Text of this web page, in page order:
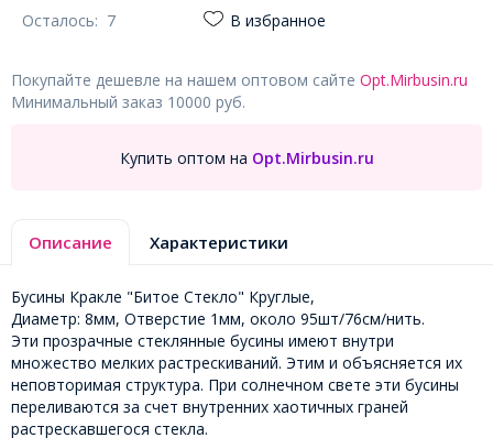
Осталось: 7 В избранное
Покупайте дешевле на нашем оптовом сайте Opt.Mirbusin.ru
Минимальный заказ 10000 руб.
Купить оптом на Opt.Mirbusin.ru
Описание Характеристики
Бусины Кракле "Битое Стекло" Круглые,
Диаметр: 8мм, Отверстие 1мм, около 95шт/76см/нить.
Эти прозрачные стеклянные бусины имеют внутри
множество мелких растрескиваний. Этим и объясняется их
неповторимая структура. При солнечном свете эти бусины
переливаются за счет внутренних хаотичных граней
растрескавшегося стекла.